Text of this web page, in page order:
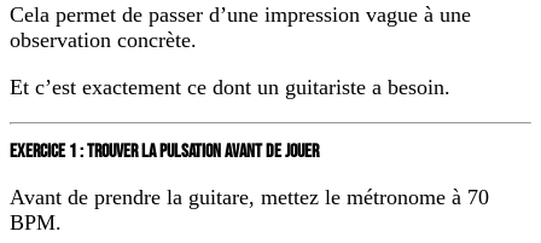
Cela permet de passer d’une impression vague à une
observation concrète.
Et c’est exactement ce dont un guitariste a besoin.
EXERCICE 1 : TROUVER LA PULSATION AVANT DE JOUER
Avant de prendre la guitare, mettez le métronome à 70
BPM.